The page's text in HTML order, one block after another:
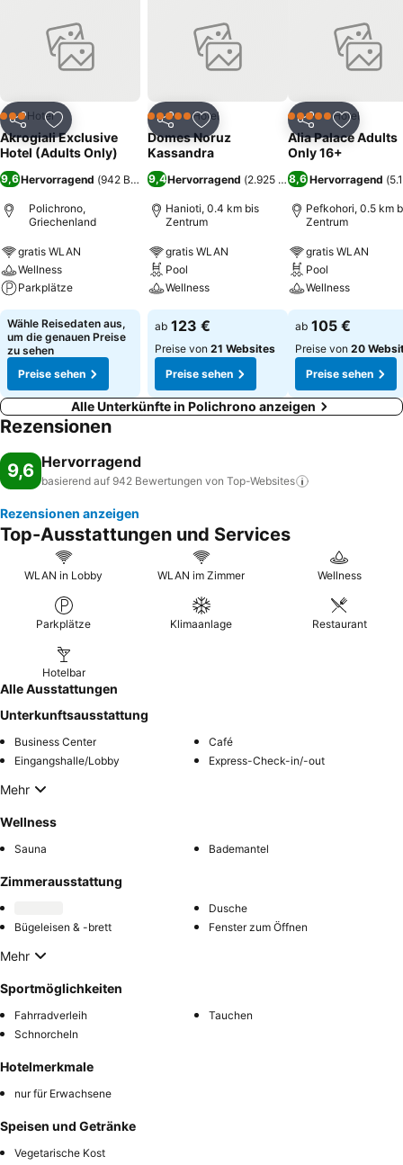
Teilen Zu Favoriten hinzufügen
3 SterneHotel
Akrogiali Exclusive
Hotel (Adults Only)
9,6Hervorragend (942 Bewertungen)
Polichrono,
Griechenland
gratis WLAN
Wellness
Parkplätze
Wähle Reisedaten aus,
um die genauen Preise
zu sehen
Preise sehen
Teilen Zu Favoriten hinzufügen
5 Sterne Hotel
Domes Noruz
Kassandra
9,4Hervorragend (2.925 Bewertungen)
Hanioti, 0.4 km bis
Zentrum
gratis WLAN
Pool
Wellness
ab 123 €
Preise von 21 Websites
Preise sehen
Teilen Zu
5 Sterne Hotel
Alia Palace Adults
Only 16+
8,6 Hervorragend (
Pefkohori, 0.5 km
Zentrum
gratis WLAN
Pool
Wellness
ab 105 €
Preise von 20
Preise sehen
Alle Unterkünfte in Polichrono anzeigen
Rezensionen
9,6 Hervorragend
basierend auf 942 Bewertungen von Top-Websites
Rezensionen anzeigen
Top-Ausstattungen und Services
WLAN in Lobby WLAN im Zimmer Wellness
Parkplätze Klimaanlage Restaurant
Hotelbar
Alle Ausstattungen
Unterkunftsausstattung
Business Center
Café
Eingangshalle/Lobby
Express-Check-in/-out
Mehr
Wellness
Sauna Bademantel
Zimmerausstattung
Dusche
Bügeleisen & -brett
Fenster zum Öffnen
Mehr
Sportmöglichkeiten
Fahrradverleih
Tauchen
Schnorcheln
Hotelmerkmale
nur für Erwachsene
Speisen und Getränke
Vegetarische Kost